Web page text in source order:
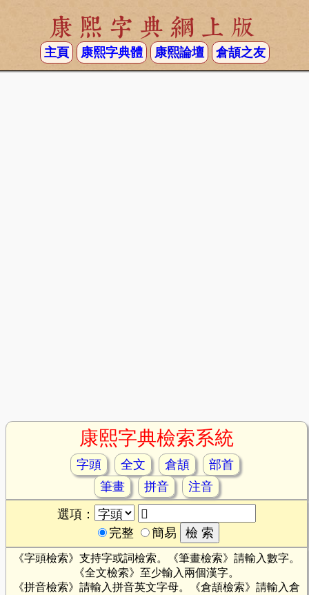
康熙字典網上版
主頁 康熙字典體 康熙論壇 倉頡之友
康熙字典檢索系統
字頭 全文 倉頡
部首
筆畫
拼音
注音
選項：
完整
簡易
《字頭檢索》支持字或詞檢索。《筆畫檢索》請輸入數字。
《全文檢索》至少輸入兩個漢字。
《拼音檢索》請輸入拼音英文字母。《倉頡檢索》請輸入倉